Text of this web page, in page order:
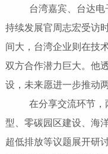
台湾嘉宾、台达电子
持续发展官周志宏受访
间大，台湾企业则在技
双方合作潜力巨大。他
设，未来愿进一步推动
在分享交流环节，
型、零碳园区建设、海
超低排放等议题展开